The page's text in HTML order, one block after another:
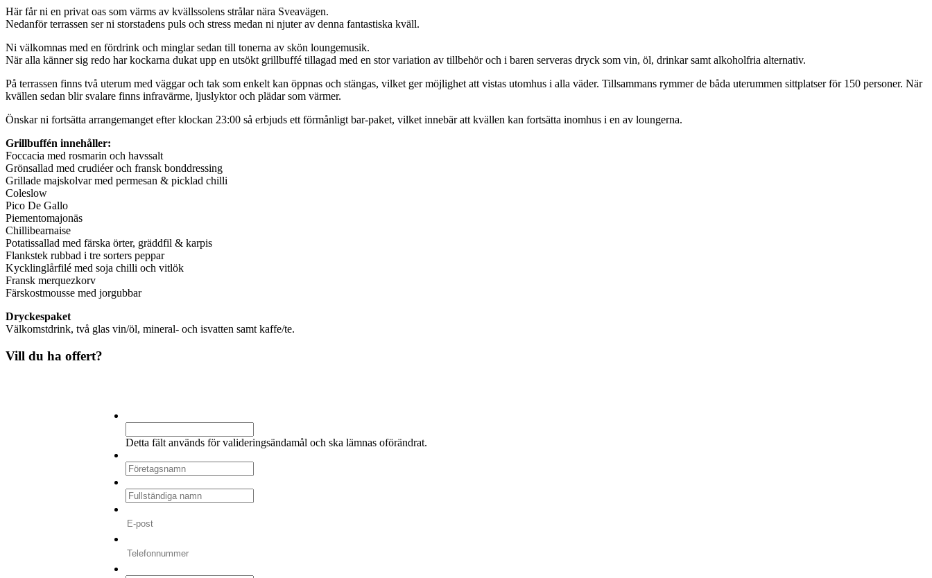
Här får ni en privat oas som värms av kvällssolens strålar nära Sveavägen.
Nedanför terrassen ser ni storstadens puls och stress medan ni njuter av denna fantastiska kväll.
Ni välkomnas med en fördrink och minglar sedan till tonerna av skön loungemusik.
När alla känner sig redo har kockarna dukat upp en utsökt grillbuffé tillagad med en stor variation av tillbehör och i baren serveras dryck som vin, öl, drinkar samt alkoholfria alternativ.
På terrassen finns två uterum med väggar och tak som enkelt kan öppnas och stängas, vilket ger möjlighet att vistas utomhus i alla väder. Tillsammans rymmer de båda uterummen sittplatser för 150 personer. När
kvällen sedan blir svalare finns infravärme, ljuslyktor och plädar som värmer.
Önskar ni fortsätta arrangemanget efter klockan 23:00 så erbjuds ett förmånligt bar-paket, vilket innebär att kvällen kan fortsätta inomhus i en av loungerna.
Grillbuffén innehåller:
Foccacia med rosmarin och havssalt
Grönsallad med crudiéer och fransk bonddressing
Grillade majskolvar med permesan & picklad chilli
Coleslow
Pico De Gallo
Piementomajonäs
Chillibearnaise
Potatissallad med färska örter, gräddfil & karpis
Flankstek rubbad i tre sorters peppar
Kycklinglårfilé med soja chilli och vitlök
Fransk merquezkorv
Färskostmousse med jorgubbar
Dryckespaket
Välkomstdrink, två glas vin/öl, mineral- och isvatten samt kaffe/te.
Vill du ha offert?
Detta fält används för valideringsändamål och ska lämnas oförändrat.